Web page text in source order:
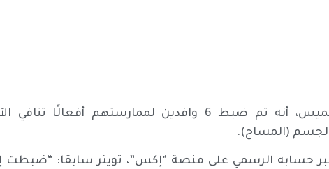
أعلن الأمن العام السعودي، مساء الخميس، أنه تم ضبط 6 وافدين لممارستهم أفعالًا
(المساج).
حسابه الرسمي على منصة “إكس”، تويتر سابقا: “ضبطت